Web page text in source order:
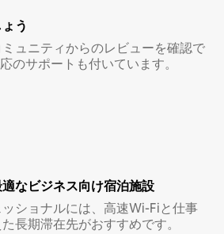
う
ュニティからのレビューを確認で
のサポートも付いています。
なビ⁠ジ⁠ネ⁠ス⁠向⁠け宿⁠泊⁠施⁠設
ショナルには、高速Wi-Fiと仕事
長期滞在先がおすすめです。